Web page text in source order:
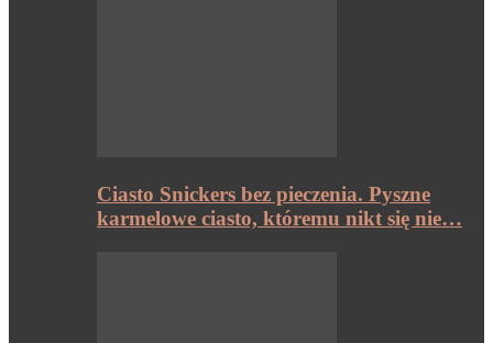
Ciasto Snickers bez pieczenia. Pyszne
karmelowe ciasto, któremu nikt się nie…